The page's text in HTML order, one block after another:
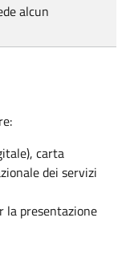
alcun
carta
dei servizi
la presentazione